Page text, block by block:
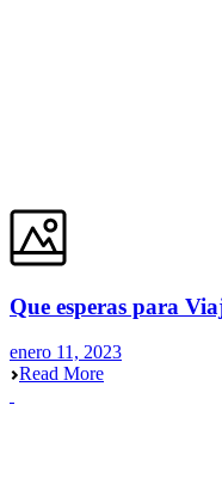
Que esperas para
enero 11, 2023
Read More